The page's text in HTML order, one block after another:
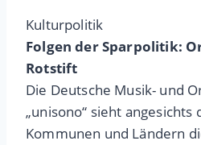
Kulturpolitik
Folgen der Sparpolitik:
Rotstift
Die Deutsche Musik- und
„unisono“ sieht angesichts
Kommunen und Ländern